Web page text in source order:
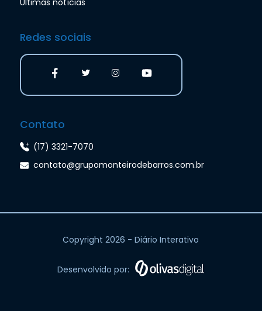
Últimas notícias
Redes sociais
Contato
(17) 3321-7070
contato@grupomonteirodebarros.com.br
Copyright 2026 - Diário Interativo
Desenvolvido por: